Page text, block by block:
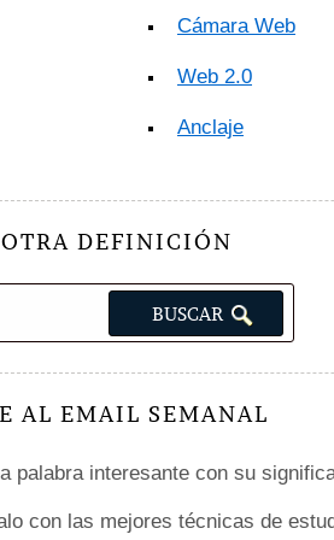
Cámara Web
Web 2.0
Anclaje
OTRA DEFINICIÓN
AL EMAIL SEMANAL
palabra interesante con su
con las mejores técnicas de